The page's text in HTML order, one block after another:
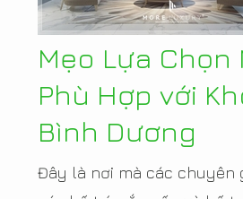
Mẹo Lựa Chọn
Phù Hợp với
Bình Dương
Đây là nơi mà các chuyên